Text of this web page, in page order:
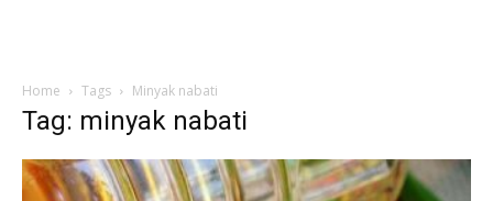
Home Tags Minyak nabati
Tag: minyak nabati